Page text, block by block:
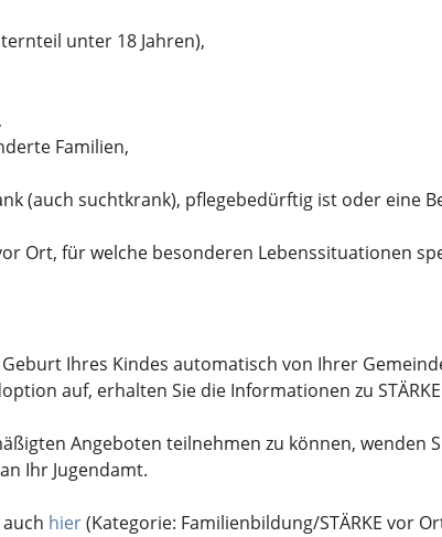
unter 18 Jahren),
Familien,
(auch suchtkrank), pflegebedürftig ist oder eine
Ort, für welche besonderen Lebenssituationen
Ihres Kindes automatisch von Ihrer
auf, erhalten Sie die Informationen zu
Angeboten teilnehmen zu können, wenden
Ihr Jugendamt.
hier(Kategorie: Familienbildung/STÄRKE vor